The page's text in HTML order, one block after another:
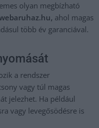
olyan megbízható
ahol magas
több év garanciával.
a rendszer
vagy túl magas
jelezhet. Ha például
vagy levegősödésre is